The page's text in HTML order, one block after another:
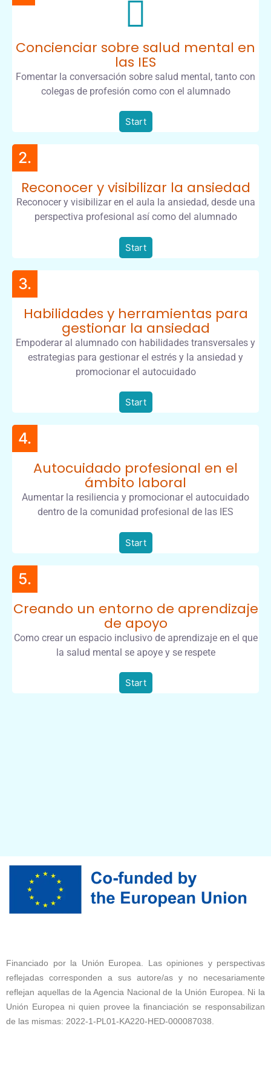
Concienciar sobre salud mental en
las IES
Fomentar la conversación sobre salud mental, tanto con
colegas de profesión como con el alumnado
Start
Reconocer y visibilizar la ansiedad
Reconocer y visibilizar en el aula la ansiedad, desde una
perspectiva profesional así como del alumnado
Start
2.
Habilidades y herramientas para
gestionar la ansiedad
Empoderar al alumnado con habilidades transversales y
estrategias para gestionar el estrés y la ansiedad y
promocionar el autocuidado
Start
3.
Autocuidado profesional en el
ámbito laboral
Aumentar la resiliencia y promocionar el autocuidado
dentro de la comunidad profesional de las IES
Start
4.
Creando un entorno de aprendizaje
de apoyo
Como crear un espacio inclusivo de aprendizaje en el que
la salud mental se apoye y se respete
Start
5.
Financiado por la Unión Europea. Las opiniones y perspectivas
reflejadas corresponden a sus autore/as y no necesariamente
reflejan aquellas de la Agencia Nacional de la Unión Europea. Ni la
Unión Europea ni quien provee la financiación se responsabilizan
de las mismas: 2022-1-PL01-KA220-HED-000087038.